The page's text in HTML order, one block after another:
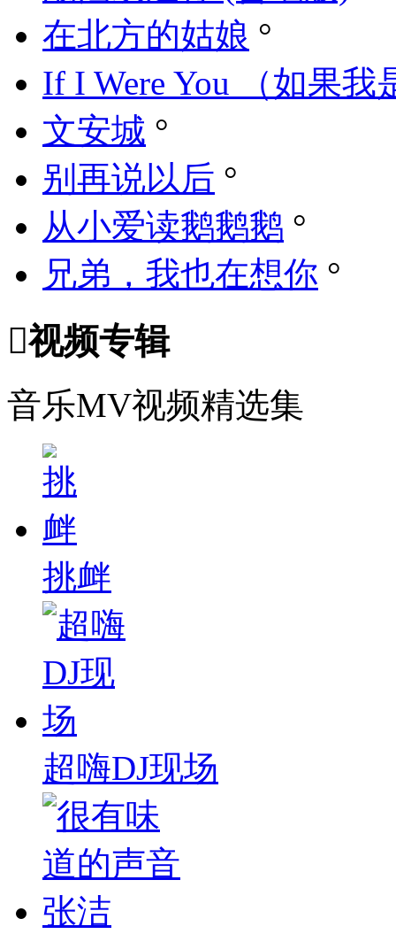
在北方的姑娘 °
If I Were You （如果我
文安城 °
别再说以后 °
从小爱读鹅鹅鹅 °
兄弟，我也在想你 °
视频专辑
音乐MV视频精选集
挑衅
超嗨DJ现场